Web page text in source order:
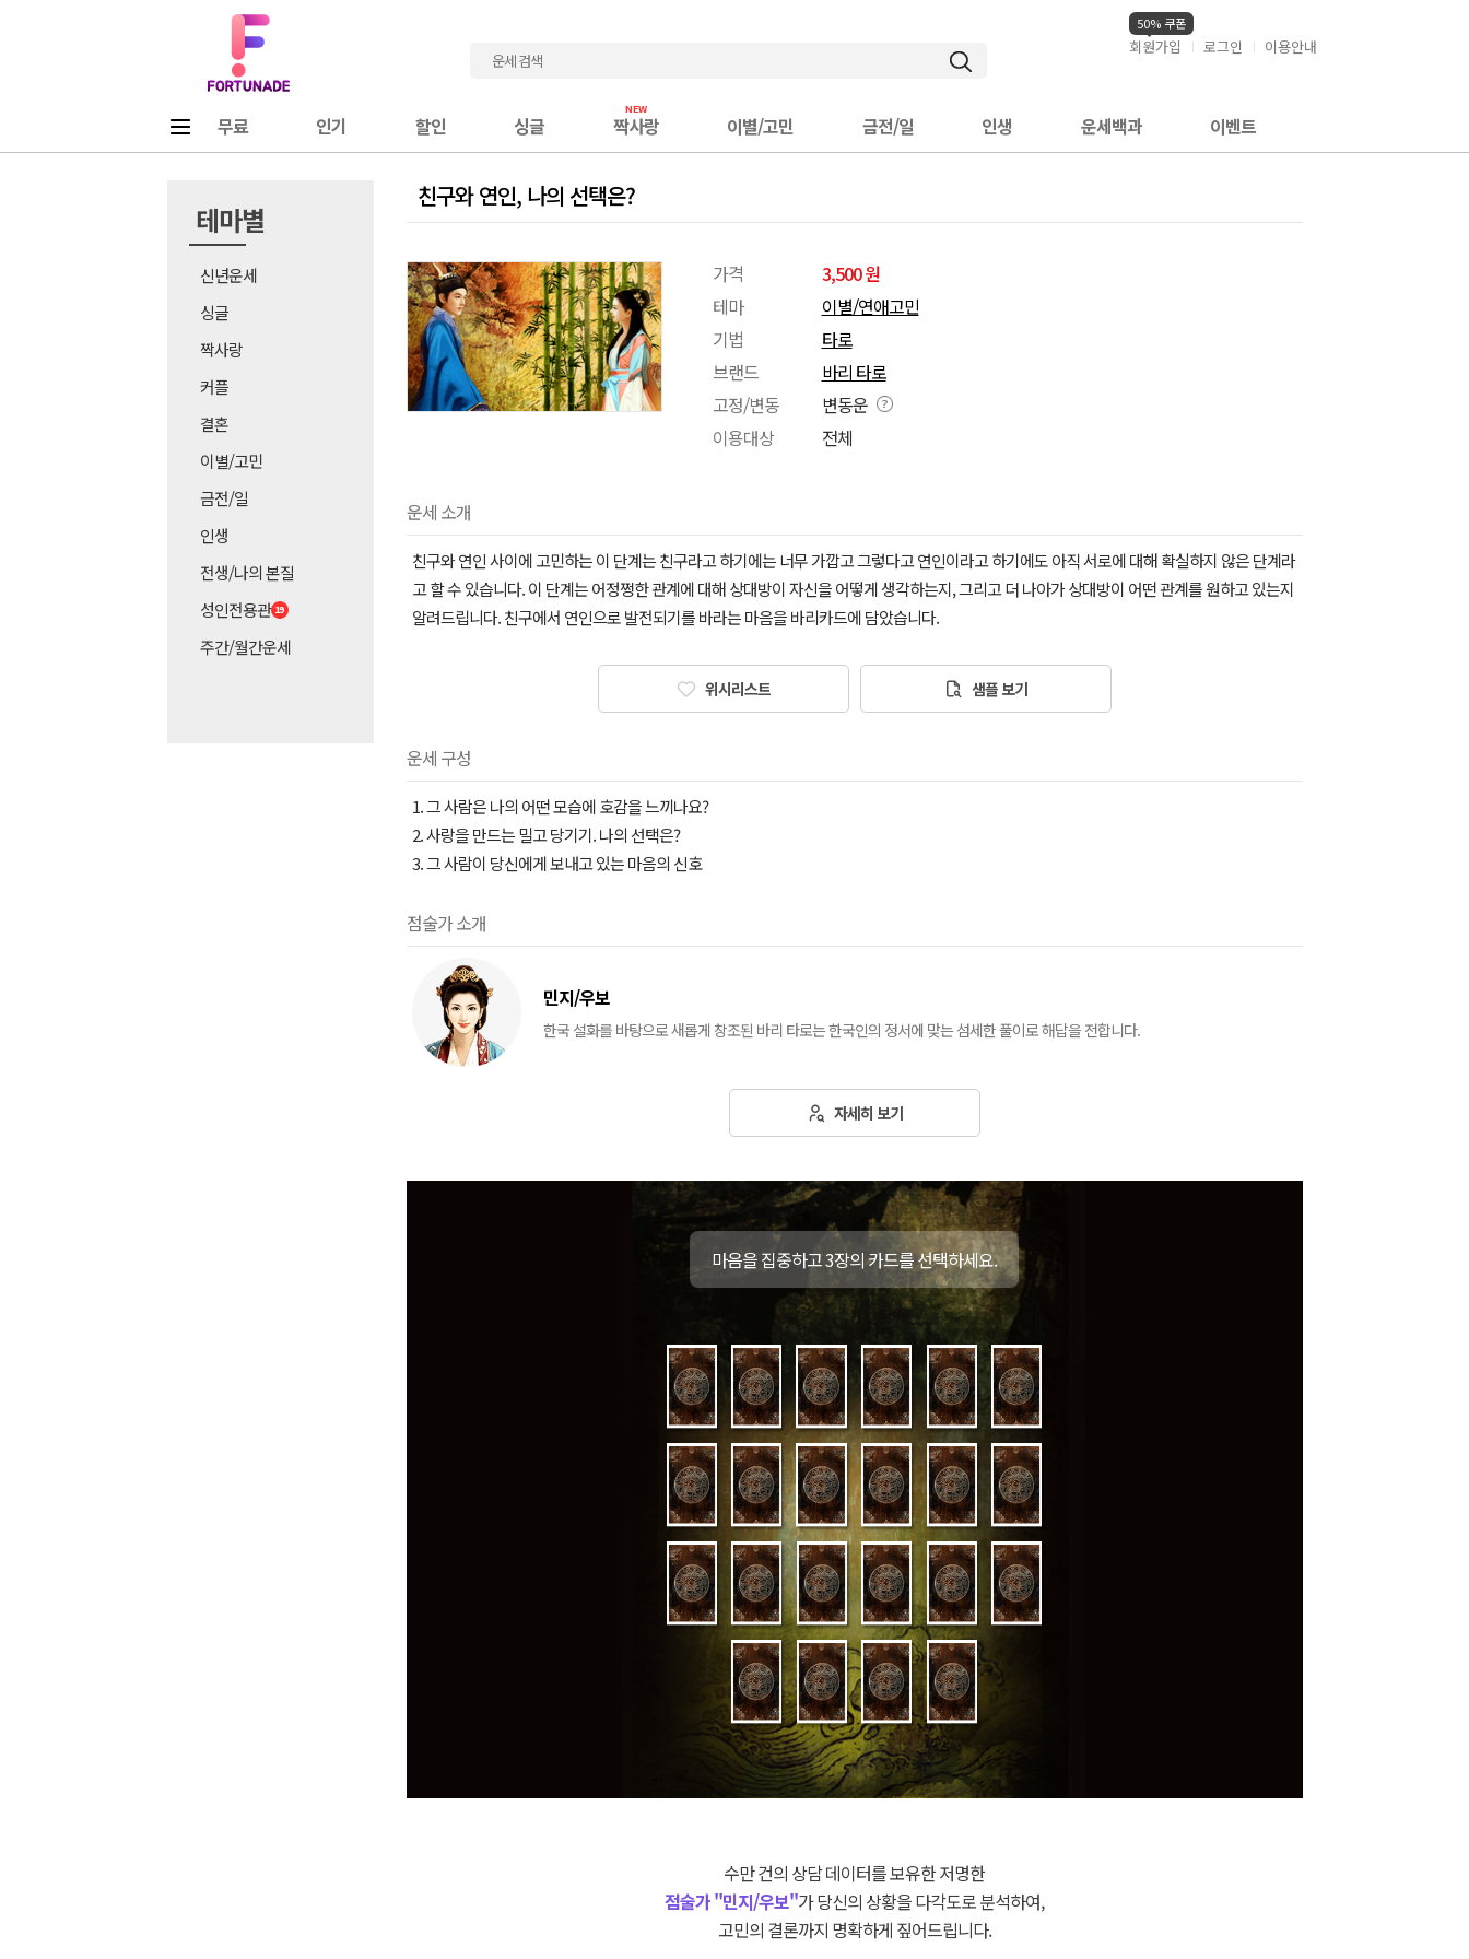
50% 쿠폰
회원가입 로그인 이용안내
무료 인기 할인 싱글 짝사랑 이별/고민 금전/일 인생 운세백과 이벤트
테마별
신년운세
싱글
짝사랑
커플
결혼
이별/고민
금전/일
인생
전생/나의 본질
성인전용관
주간/월간운세
친구와 연인, 나의 선택은?
가격
3,500 원
테마
이별/연애고민
기법
타로
브랜드
바리 타로
고정/변동
변동운
이용대상
전체
운세 소개
친구와 연인 사이에 고민하는 이 단계는 친구라고 하기에는 너무 가깝고 그렇다고 연인이라고 하기에도 아직 서로에 대해 확실하지 않은 단계라
고 할 수 있습니다. 이 단계는 어정쩡한 관계에 대해 상대방이 자신을 어떻게 생각하는지, 그리고 더 나아가 상대방이 어떤 관계를 원하고 있는지
알려드립니다. 친구에서 연인으로 발전되기를 바라는 마음을 바리카드에 담았습니다.
위시리스트 샘플 보기
운세 구성
1. 그 사람은 나의 어떤 모습에 호감을 느끼나요?
2. 사랑을 만드는 밀고 당기기. 나의 선택은?
3. 그 사람이 당신에게 보내고 있는 마음의 신호
점술가 소개
민지/우보
한국 설화를 바탕으로 새롭게 창조된 바리 타로는 한국인의 정서에 맞는 섬세한 풀이로 해답을 전합니다.
자세히 보기
마음을 집중하고 3장의 카드를 선택하세요.
수만 건의 상담 데이터를 보유한 저명한
점술가 "민지/우보"가 당신의 상황을 다각도로 분석하여,
고민의 결론까지 명확하게 짚어드립니다.